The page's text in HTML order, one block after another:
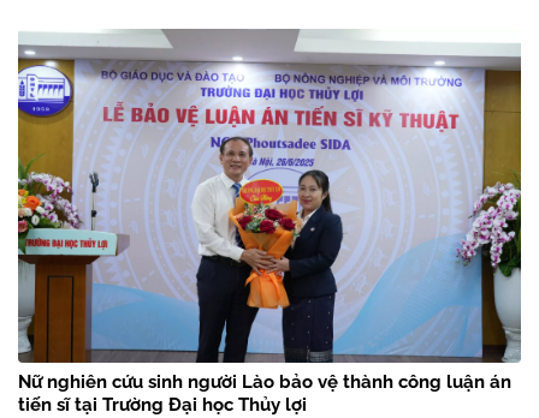
Nữ nghiên cứu sinh người Lào bảo vệ thành công luận án
tiến sĩ tại Trường Đại học Thủy lợi